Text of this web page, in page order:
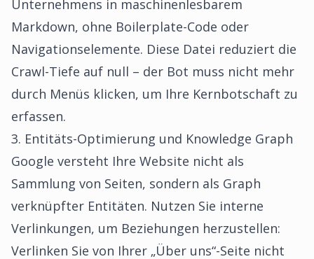
Unternehmens in maschinenlesbarem
Markdown, ohne Boilerplate-Code oder
Navigationselemente. Diese Datei reduziert die
Crawl-Tiefe auf null – der Bot muss nicht mehr
durch Menüs klicken, um Ihre Kernbotschaft zu
erfassen.
3. Entitäts-Optimierung und Knowledge Graph
Google versteht Ihre Website nicht als
Sammlung von Seiten, sondern als Graph
verknüpfter Entitäten. Nutzen Sie interne
Verlinkungen, um Beziehungen herzustellen:
Verlinken Sie von Ihrer „Über uns“-Seite nicht